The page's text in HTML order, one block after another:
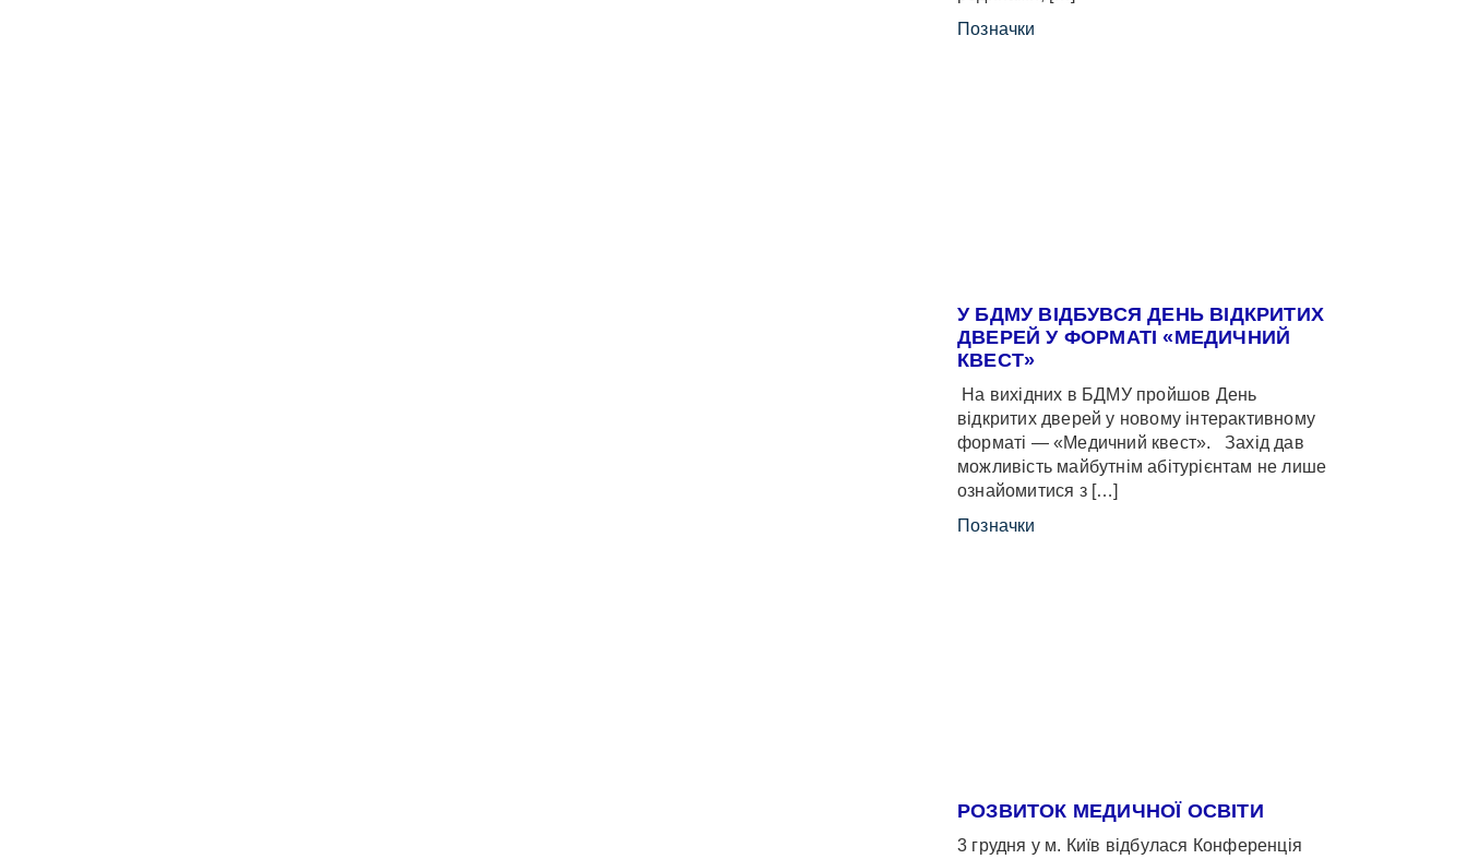
Позначки
У БДМУ ВІДБУВСЯ ДЕНЬ ВІДКРИТИХ
ДВЕРЕЙ У ФОРМАТІ «МЕДИЧНИЙ
КВЕСТ»
На вихідних в БДМУ пройшов День
відкритих дверей у новому інтерактивному
форматі — «Медичний квест». Захід дав
можливість майбутнім абітурієнтам не лише
ознайомитися з […]
Позначки
РОЗВИТОК МЕДИЧНОЇ ОСВІТИ
3 грудня у м. Київ відбулася Конференція